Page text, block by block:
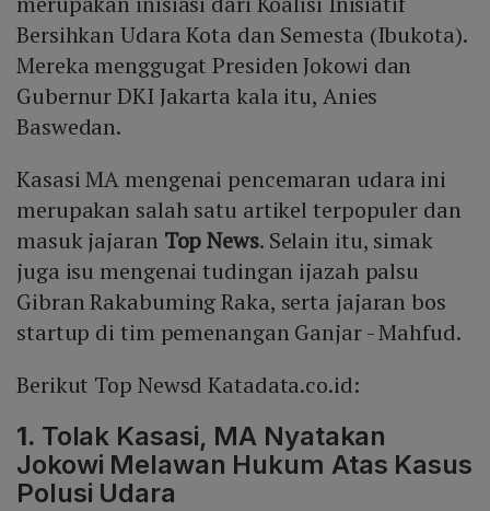
Bersihkan Udara Kota dan Semesta (Ibukota).
Mereka menggugat Presiden Jokowi dan
Gubernur DKI Jakarta kala itu, Anies
Baswedan.
Kasasi MA mengenai pencemaran udara ini
merupakan salah satu artikel terpopuler dan
masuk jajaran Top News. Selain itu, simak
juga isu mengenai tudingan ijazah palsu
Gibran Rakabuming Raka, serta jajaran bos
startup di tim pemenangan Ganjar - Mahfud.
Berikut Top Newsd Katadata.co.id:
1. Tolak Kasasi, MA Nyatakan
Jokowi Melawan Hukum Atas Kasus
Polusi Udara